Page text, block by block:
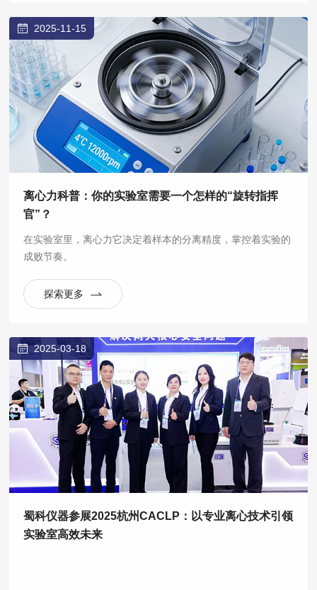
2025-11-15
离心力科普：你的实验室需要一个怎样的“旋转指挥
官”？
在实验室里，离心力它决定着样本的分离精度，掌控着实验的
成败节奏。
探索更多
2025-03-18
蜀科仪器参展2025杭州CACLP：以专业离心技术引领
实验室高效未来